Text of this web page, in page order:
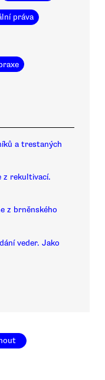
práva
a trestaných
z rekultivací.
z brněnského
veder. Jako